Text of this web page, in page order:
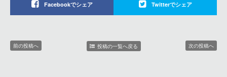
Facebookでシェア Twitterでシェア
前の投稿へ 投稿の一覧へ戻る 次の投稿へ